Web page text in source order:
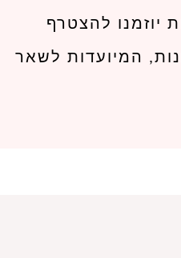
יוזמנו להצטרף
המיועדות לשאר